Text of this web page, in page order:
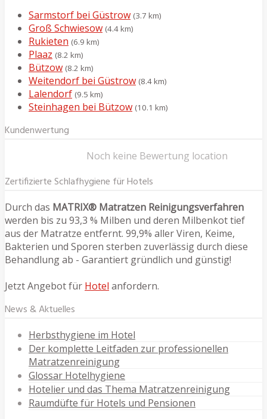
Sarmstorf bei Güstrow (3.7 km)
Groß Schwiesow (4.4 km)
Rukieten (6.9 km)
Plaaz (8.2 km)
Bützow (8.2 km)
Weitendorf bei Güstrow (8.4 km)
Lalendorf (9.5 km)
Steinhagen bei Bützow (10.1 km)
Kundenwertung
Noch keine Bewertung location
Zertifizierte Schlafhygiene für Hotels
Durch das MATRIX® Matratzen Reinigungsverfahren
werden bis zu 93,3 % Milben und deren Milbenkot tief
aus der Matratze entfernt. 99,9% aller Viren, Keime,
Bakterien und Sporen sterben zuverlässig durch diese
Behandlung ab - Garantiert gründlich und günstig!
Jetzt Angebot für Hotel anfordern.
News & Aktuelles
Herbsthygiene im Hotel
Der komplette Leitfaden zur professionellen
Matratzenreinigung
Glossar Hotelhygiene
Hotelier und das Thema Matratzenreinigung
Raumdüfte für Hotels und Pensionen